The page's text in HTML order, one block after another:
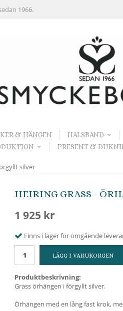
1966.
& HÄNGEN HALSBAND
PRESENT &
silver
HEIRING GRASS -
1 925 kr
Finns i lager för omgående
LÄGG I VARUKORGEN
Produktbeskrivning:
Grass örhängen i förgyllt silver.
Örhängen med en lång fast krok,